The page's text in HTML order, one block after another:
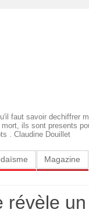
faut savoir dechiffrer
ils sont presents
. Claudine Douillet
Magazine
révèle